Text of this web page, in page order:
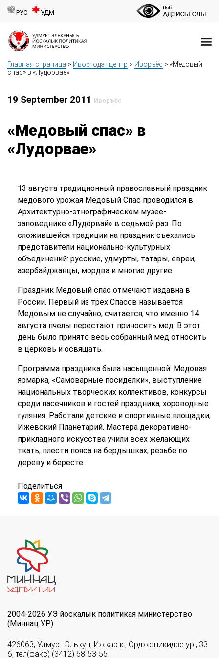
РУС УДМ
Главная страница > Ивортодэт центр > Иворъёс > «Медовый
спас» в «Лудорвае»
19 September 2011 Иворъёс
«Медовый спас» в
«Лудорвае»
13 августа традиционный православный праздник
медового урожая Медовый Спас проводился в
Архитектурно-этнографическом музее-
заповеднике «Лудорвай» в седьмой раз. По
сложившейся традиции на праздник съехались
представители национально-культурных
объединений: русские, удмурты, татары, евреи,
азербайджанцы, мордва и многие другие.
Праздник Медовый спас отмечают издавна в
России. Первый из трех Спасов называется
Медовым не случайно, считается, что именно 14
августа пчелы перестают приносить мед. В этот
день было принято весь собранный мед относить
в церковь и освящать.
Программа праздника была насыщенной: Медовая
ярмарка, «Самоварные посиделки», выступление
национальных творческих коллективов, конкурсы
среди пасечников и гостей праздника, хороводные
гуляния. Работали детские и спортивные площадки,
Ижевский Планетарий. Мастера декоративно-
прикладного искусства учили всех желающих
ткать, плести пояса на бердышках, резьбе по
дереву и бересте.
Поделиться
2004-2026 УЭ йöскалык политикая министерство
(Миннац УР)
426063, Удмурт Элькун, Ижкар к., Орджоникидзе ур., 33
б, тел(факс) (3412) 68-53-55